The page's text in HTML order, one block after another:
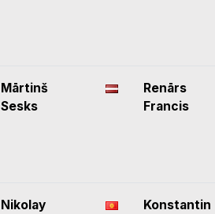
Mārtinš
Sesks
Renārs
Francis
Nikolay
Konstantin